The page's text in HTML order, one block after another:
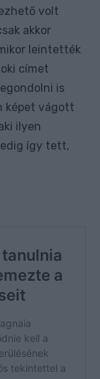
volt
akkor
leintették
címet
is
képet vágott
ilyen
így tett,